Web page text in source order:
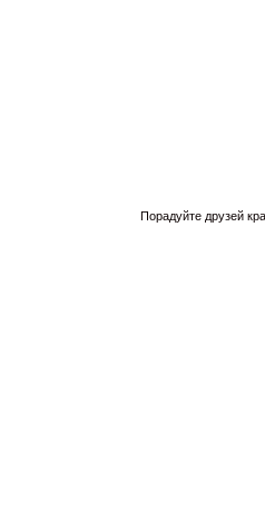
Порадуйте друзей